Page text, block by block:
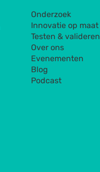
Onderzoek
Innovatie op maat
Testen & valideren
Over ons
Evenementen
Blog
Podcast